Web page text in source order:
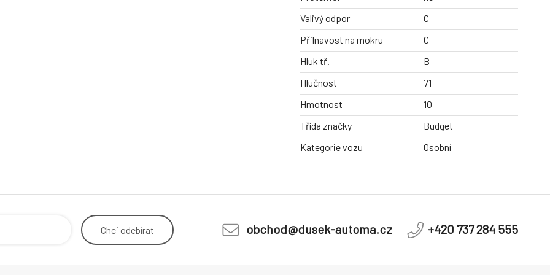
Valivý odpor
C
Přilnavost na mokru
C
Hluk tř.
B
Hlučnost
71
Hmotnost
10
Třída značky
Budget
Kategorie vozu
Osobní
Chci odebírat obchod@dusek-automa.cz +420 737 284 555